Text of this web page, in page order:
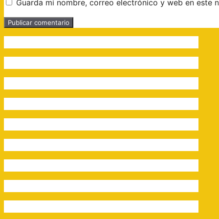
Guarda mi nombre, correo electrónico y web en este